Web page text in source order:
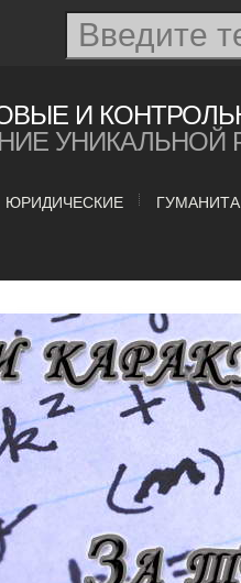
И
ЮРИДИЧЕСКИЕ